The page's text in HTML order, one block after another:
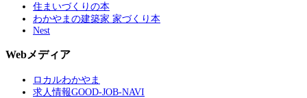
住まいづくりの本
わかやまの建築家 家づくり本
Nest
Webメディア
ロカルわかやま
求人情報GOOD-JOB-NAVI